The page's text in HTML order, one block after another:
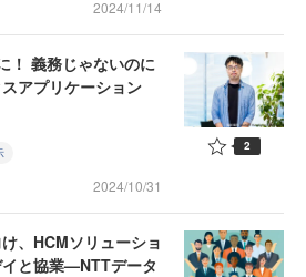
2024/11/14
！ 義務じゃないのに
アプリケーション
2024/10/31
2
、HCMソリューショ
と協業—NTTデータ